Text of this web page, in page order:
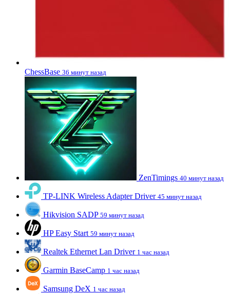
ChessBase 36 минут назад
ZenTimings 40 минут назад
TP-LINK Wireless Adapter Driver 45 минут назад
Hikvision SADP 59 минут назад
HP Easy Start 59 минут назад
Realtek Ethernet Lan Driver 1 час назад
Garmin BaseCamp 1 час назад
Samsung DeX 1 час назад